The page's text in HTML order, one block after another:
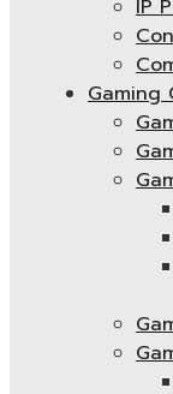
IP
Gaming